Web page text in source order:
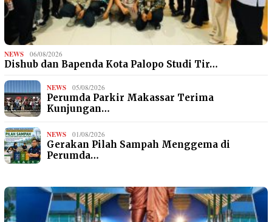
NEWS 06/08/2026
Dishub dan Bapenda Kota Palopo Studi Tir…
NEWS 05/08/2026
Perumda Parkir Makassar Terima
Kunjungan…
NEWS 01/08/2026
Gerakan Pilah Sampah Menggema di
Perumda…